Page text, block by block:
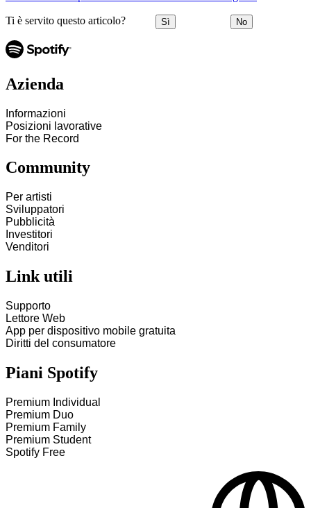
Ti è servito questo articolo? Sì No
Azienda
Informazioni
Posizioni lavorative
For the Record
Community
Per artisti
Sviluppatori
Pubblicità
Investitori
Venditori
Link utili
Supporto
Lettore Web
App per dispositivo mobile gratuita
Diritti del consumatore
Piani Spotify
Premium Individual
Premium Duo
Premium Family
Premium Student
Spotify Free